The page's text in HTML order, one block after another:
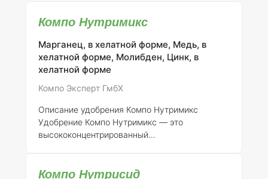
элементы, такие как азот (N), магний (Mg) и
подкормки сельскохозяйственных культур,
которые требуют бор, таких как канола,
кукуруза, хлопок, табак, масличные культуры
и сахарная свекла. Удобрение особенно
эффективно в условиях, где наблюдается
дефицит бора, например, на песчаных почвах
или при высоком pH. Применение Компо
Нутрибор
Компо Нутримикс
Марганец, в хелатной форме, Медь, в
хелатной форме, Молибден, Цинк, в
хелатной форме
Компо Эксперт ГмбХ
Описание удобрения Компо Нутримикс
Удобрение Компо Нутримикс — это
высококонцентрированный
предназначенный для внекорневой подкормки
Компо Нутрисид